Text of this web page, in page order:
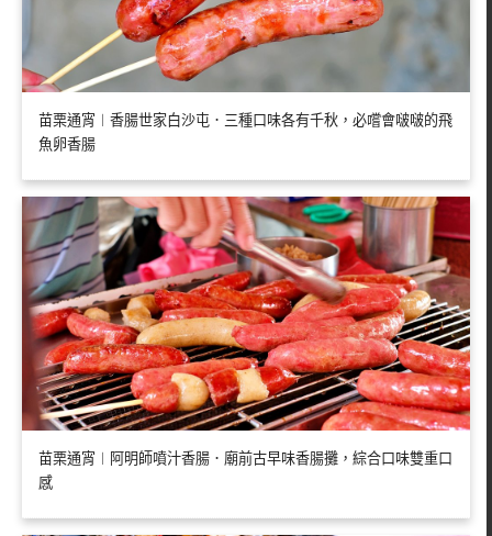
苗栗通宵︱香腸世家白沙屯．三種口味各有千秋，必嚐會啵啵的飛
魚卵香腸
苗栗通宵︱阿明師噴汁香腸．廟前古早味香腸攤，綜合口味雙重口
感